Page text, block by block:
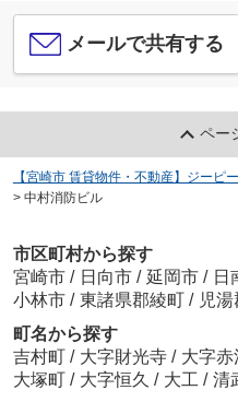
メールで共有する
ペー
【宮崎市 賃貸物件・不動産】ジーピ
> 中村消防ビル
市区町村から探す
宮崎市 / 日向市 / 延岡市 / 日
小林市 / 東諸県郡綾町 / 児
町名から探す
吉村町 / 大字財光寺 / 大字赤
大塚町 / 大字恒久 / 大工 / 清